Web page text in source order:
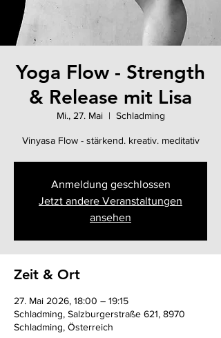
Yoga Flow - Strength
& Release mit Lisa
Mi., 27. Mai
  |
Schladming
Vinyasa Flow - stärkend. kreativ. meditativ
Anmeldung geschlossen
Jetzt andere Veranstaltungen
ansehen
Zeit & Ort
27. Mai 2026, 18:00 – 19:15
Schladming, Salzburgerstraße 621, 8970
Schladming, Österreich